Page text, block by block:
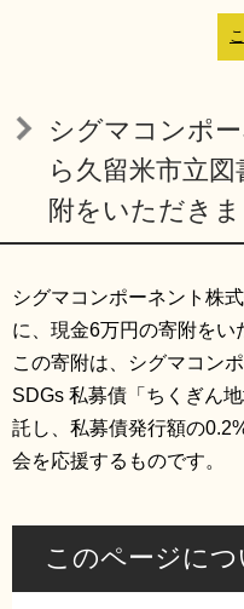
サイトについて
シグマコンポ
ら久留米市立
附をいただき
シグマコンポーネント株
に、現金6万円の寄附をい
この寄附は、シグマコン
SDGs 私募債「ちくぎん
託し、私募債発行額の
会を応援するものです。
このページに